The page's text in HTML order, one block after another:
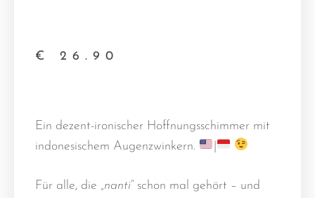
€ 26.90
Ein dezent-ironischer Hoffnungsschimmer mit
indonesischem Augenzwinkern.
Für alle, die „nanti“ schon mal gehört – und